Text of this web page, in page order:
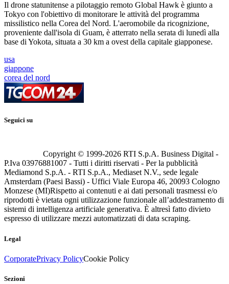
Il drone statunitense a pilotaggio remoto Global Hawk è giunto a
Tokyo con l'obiettivo di monitorare le attività del programma
missilistico nella Corea del Nord. L'aeromobile da ricognizione,
proveniente dall'isola di Guam, è atterrato nella serata di lunedì alla
base di Yokota, situata a 30 km a ovest della capitale giapponese.
usa
giappone
corea del nord
Seguici su
Copyright © 1999-2026 RTI S.p.A. Business Digital -
P.Iva 03976881007 - Tutti i diritti riservati - Per la pubblicità
Mediamond S.p.A. - RTI S.p.A., Mediaset N.V., sede legale
Amsterdam (Paesi Bassi) - Uffici Viale Europa 46, 20093 Cologno
Monzese (MI)Rispetto ai contenuti e ai dati personali trasmessi e/o
riprodotti è vietata ogni utilizzazione funzionale all’addestramento di
sistemi di intelligenza artificiale generativa. È altresì fatto divieto
espresso di utilizzare mezzi automatizzati di data scraping.
Legal
CorporatePrivacy PolicyCookie Policy
Sezioni